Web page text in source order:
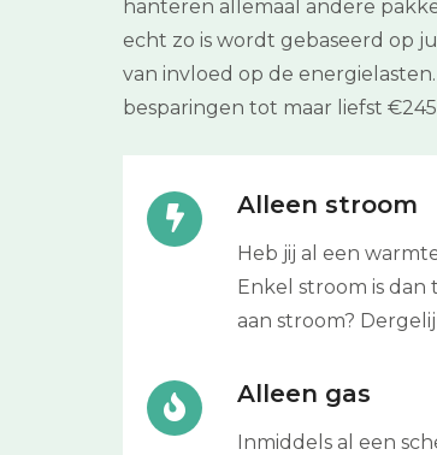
hanteren allemaal andere
echt zo is wordt gebaseerd op
van invloed op de
besparingen tot maar liefst
Alleen stroom
Heb jij al een
Enkel stroom is dan
aan stroom?
Alleen gas
Inmiddels al een